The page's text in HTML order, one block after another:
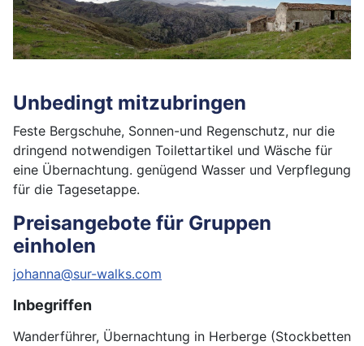
Unbedingt mitzubringen
Feste Bergschuhe, Sonnen-und Regenschutz, nur die
dringend notwendigen Toilettartikel und Wäsche für
eine Übernachtung. genügend Wasser und Verpflegung
für die Tagesetappe.
Preisangebote für Gruppen
einholen
johanna@sur-walks.com
Inbegriffen
Wanderführer, Übernachtung in Herberge (Stockbetten